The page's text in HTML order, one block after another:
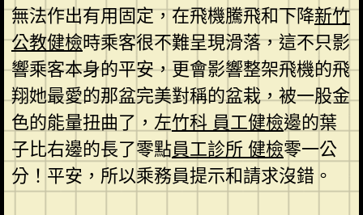
無法作出有用固定，在飛機騰飛和下降新竹
公教健檢時乘客很不難呈現滑落，這不只影
響乘客本身的平安，更會影響整架飛機的飛
翔她最愛的那盆完美對稱的盆栽，被一股金
色的能量扭曲了，左竹科 員工健檢邊的葉
子比右邊的長了零點員工診所 健檢零一公
分！平安，所以乘務員提示和請求沒錯。